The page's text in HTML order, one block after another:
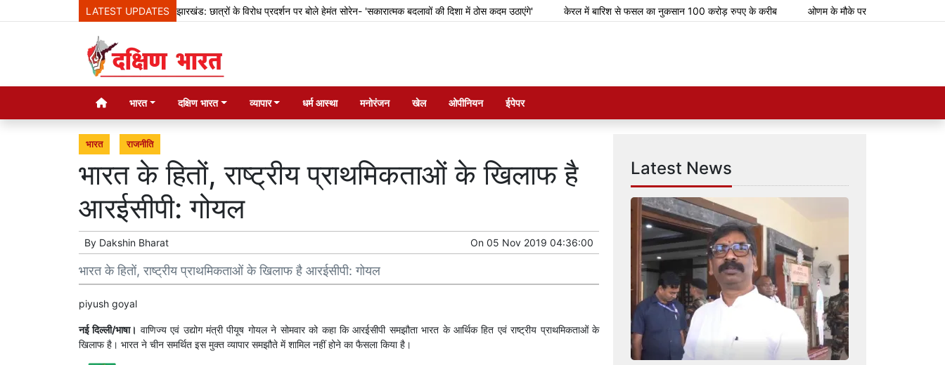
LATEST UPDATESझारखंड: छात्रों के विरोध प्रदर्शन पर बोले हेमंत सोरेन- 'सकारात्मक बदलावों की दिशा में ठोस कदम उठाएंगे' केरल में बारिश से फसल का नुकसान 100 करोड़ रुपए के करीब ओणम के मौके पर भारतीय रेलवे चलाएगा 112
भारत दक्षिण भारत व्यापार धर्म आस्था मनोरंजन खेल ओपीनियन ईपेपर
भारत राजनीति
भारत के हितों, राष्ट्रीय प्राथमिकताओं के खिलाफ है
आरईसीपी: गोयल
By Dakshin Bharat On 05 Nov 2019 04:36:00
भारत के हितों, राष्ट्रीय प्राथमिकताओं के खिलाफ है आरईसीपी: गोयल
piyush goyal
नई दिल्ली/भाषा। वाणिज्य एवं उद्योग मंत्री पीयूष गोयल ने सोमवार को कहा कि आरईसीपी समझौता भारत के आर्थिक हित एवं राष्ट्रीय प्राथमिकताओं के
खिलाफ है। भारत ने चीन समर्थित इस मुक्त व्यापार समझौते में शामिल नहीं होने का फैसला किया है।
Latest News